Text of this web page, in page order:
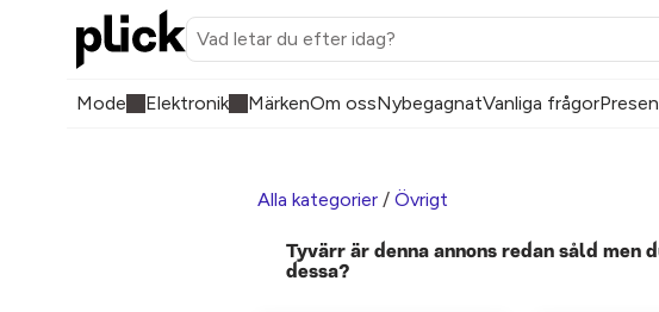
Mode Elektronik MärkenOm ossNybegagnatVanliga frågor
Alla kategorier / Övrigt
Tyvärr är denna annons redan såld men
dessa?